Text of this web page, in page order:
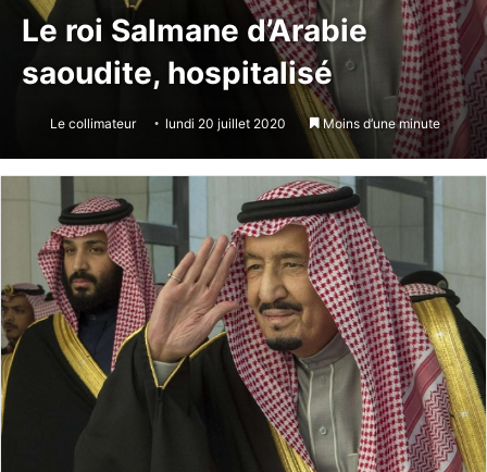
Le roi Salmane d’Arabie
saoudite, hospitalisé
Le collimateur lundi 20 juillet 2020 Moins d’une minute